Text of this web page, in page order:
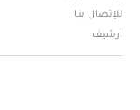
للإتصال بنا
أرشيف